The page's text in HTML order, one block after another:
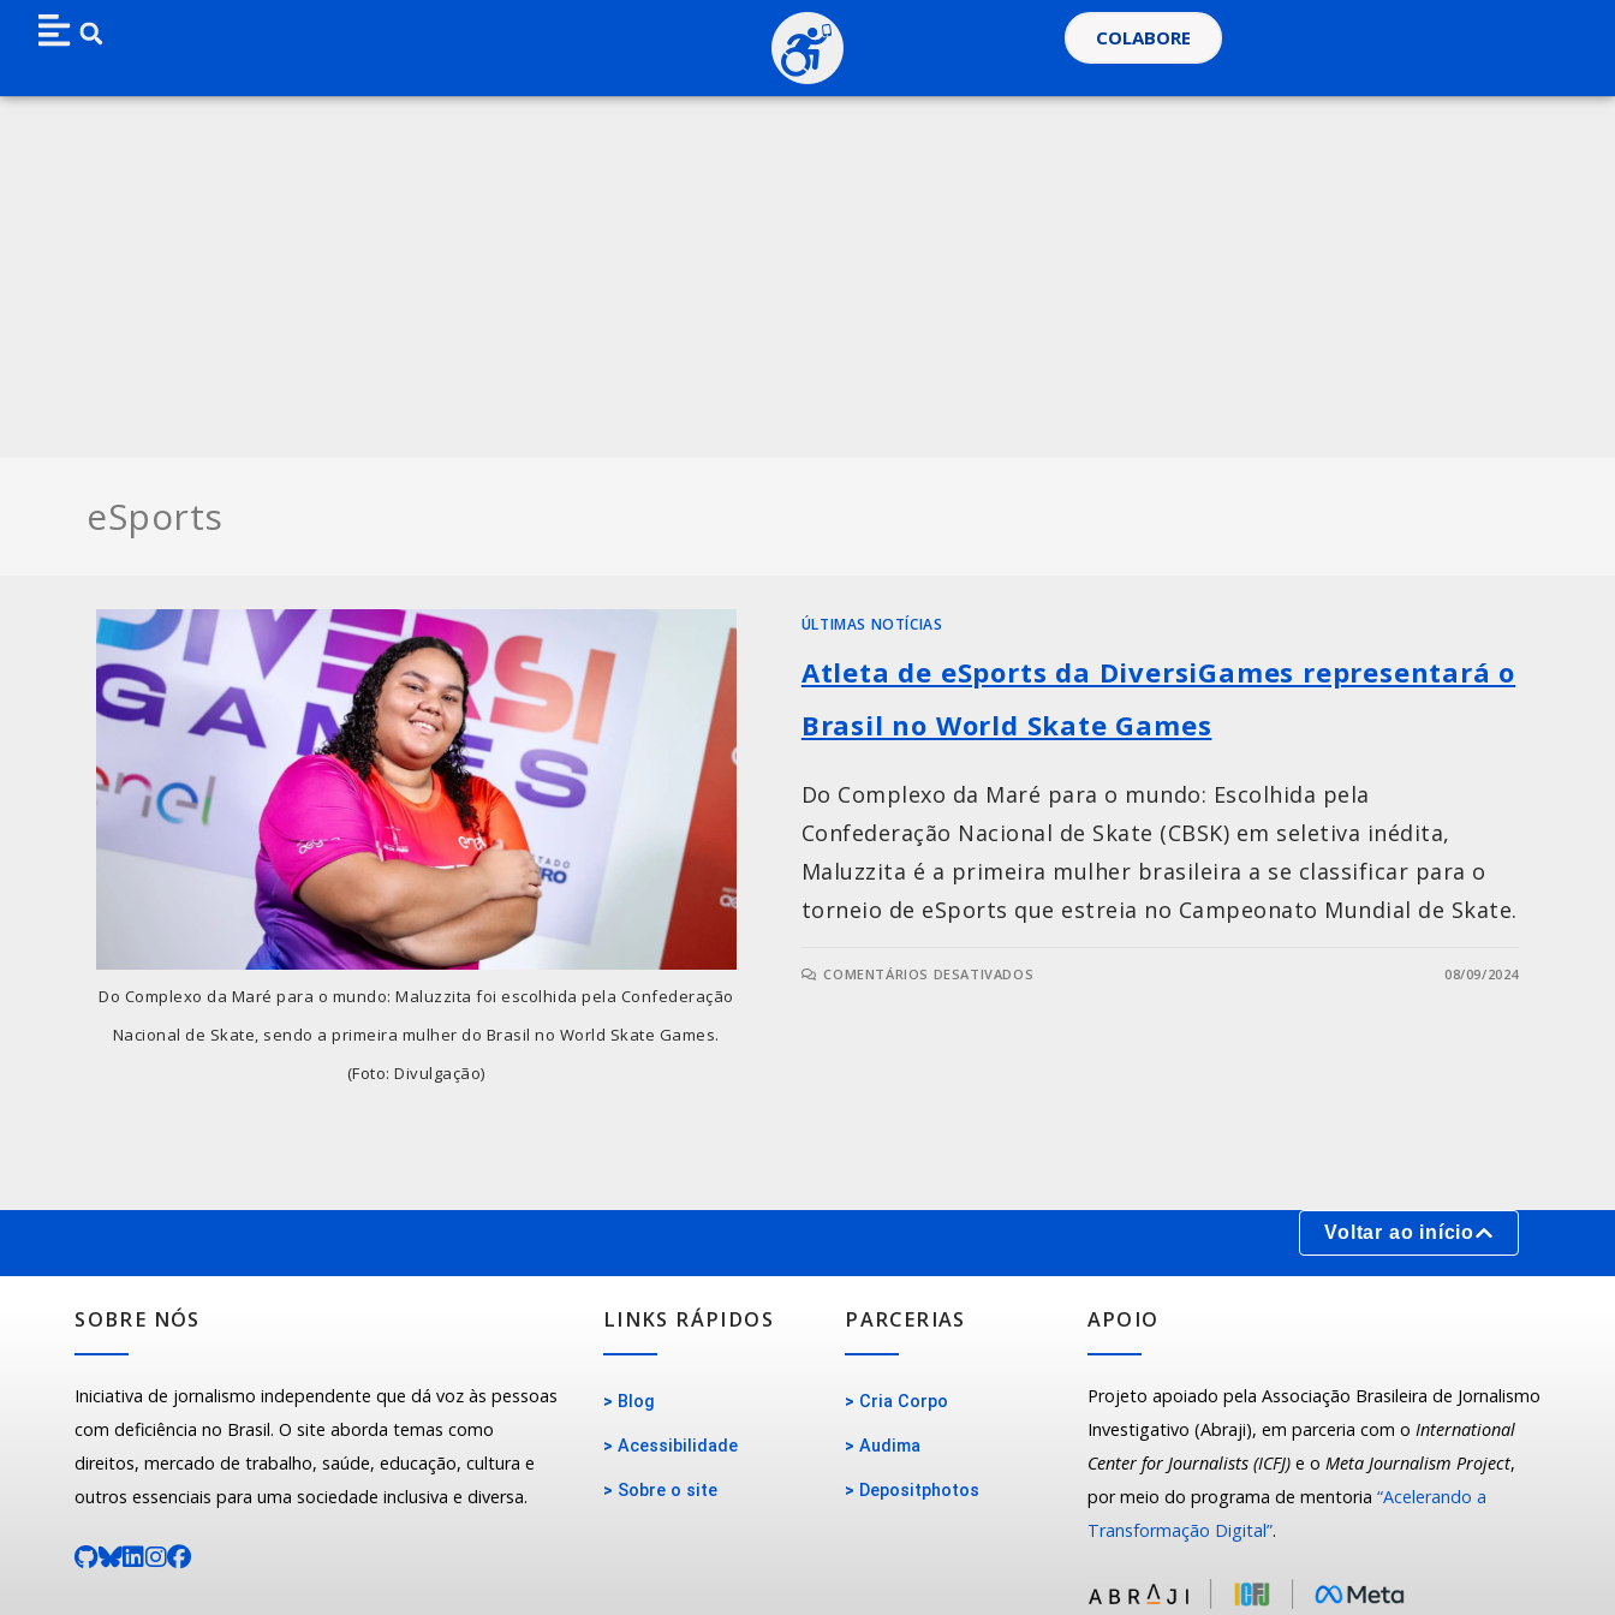
COLABORE
eSports
Do Complexo da Maré para o mundo: Maluzzita foi escolhida pela Confederação
Nacional de Skate, sendo a primeira mulher do Brasil no World Skate Games.
(Foto: Divulgação)
ÚLTIMAS NOTÍCIAS
Atleta de eSports da DiversiGames representará o
Brasil no World Skate Games
Do Complexo da Maré para o mundo: Escolhida pela
Confederação Nacional de Skate (CBSK) em seletiva inédita,
Maluzzita é a primeira mulher brasileira a se classificar para o
torneio de eSports que estreia no Campeonato Mundial de Skate.
COMENTÁRIOS DESATIVADOS 08/09/2024
Voltar ao início
SOBRE NÓS
Iniciativa de jornalismo independente que dá voz às pessoas
com deficiência no Brasil. O site aborda temas como
direitos, mercado de trabalho, saúde, educação, cultura e
outros essenciais para uma sociedade inclusiva e diversa.
LINKS RÁPIDOS
> Blog
> Acessibilidade
> Sobre o site
PARCERIAS
> Cria Corpo
> Audima
> Depositphotos
APOIO
Projeto apoiado pela Associação Brasileira de Jornalismo
Investigativo (Abraji), em parceria com o International
Center for Journalists (ICFJ)e o Meta Journalism Project,
por meio do programa de mentoria “Acelerando a
Transformação Digital”.